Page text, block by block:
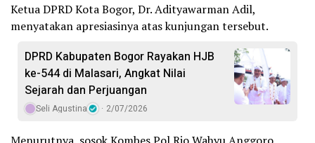
Ketua DPRD Kota Bogor, Dr. Adityawarman Adil,
menyatakan apresiasinya atas kunjungan tersebut.
DPRD Kabupaten Bogor Rayakan HJB
ke-544 di Malasari, Angkat Nilai
Sejarah dan Perjuangan
Seli Agustina 2/07/2026